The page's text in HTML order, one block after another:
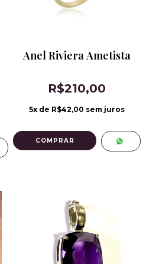
Anel Riviera Ametista
R$210,00
5x de R$42,00 sem juros
COMPRAR